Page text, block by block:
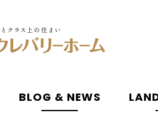
BLOG & NEWS